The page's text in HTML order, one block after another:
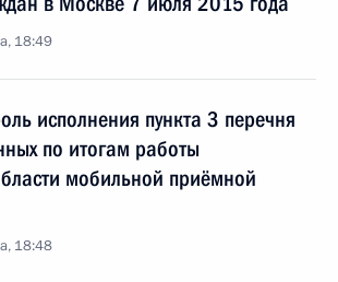
18:49
исполнения пункта 3 перечня
по итогам работы
мобильной приёмной
18:48